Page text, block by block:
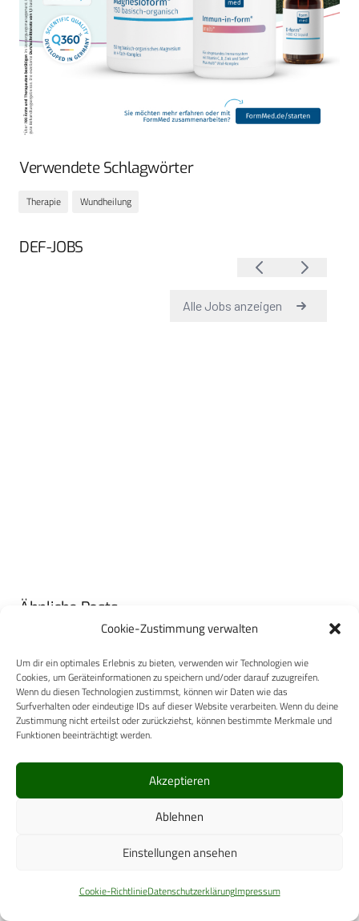
Cookie-Zustimmung verwalten
Um dir ein optimales Erlebnis zu bieten, verwenden wir Technologien wie
Cookies, um Geräteinformationen zu speichern und/oder darauf zuzugreifen.
Wenn du diesen Technologien zustimmst, können wir Daten wie das
Surfverhalten oder eindeutige IDs auf dieser Website verarbeiten. Wenn du deine
Zustimmung nicht erteilst oder zurückziehst, können bestimmte Merkmale und
Funktionen beeinträchtigt werden.
Akzeptieren
Ablehnen
Einstellungen ansehen
Cookie-RichtlinieDatenschutzerklärungImpressum
Verwendete Schlagwörter
Therapie Wundheilung
DEF-JOBS
Ähnliche Posts
Schlaganfall-Prävention unter Anwendung
Carl-Zeiss-Straße 5
Telefon: +49 (0)2225 / 88 89 – 0